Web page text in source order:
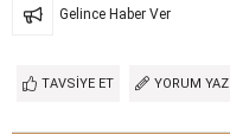
Gelince Haber Ver
TAVSIYE ET YORUM YAZ